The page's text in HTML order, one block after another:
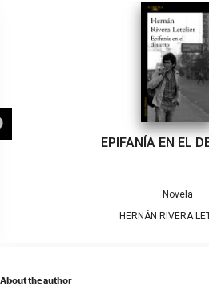
EPIFANÍA EN EL
Novela
HERNÁN RIVERA
About the author